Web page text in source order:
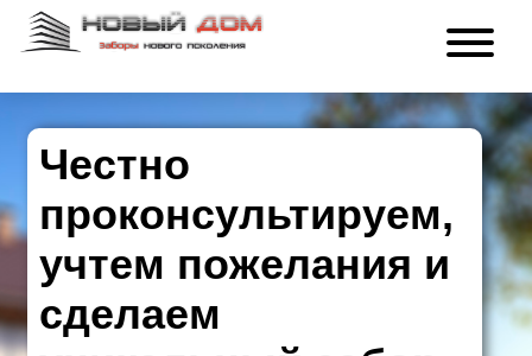
Честно
проконсультируем,
учтем пожелания и
сделаем